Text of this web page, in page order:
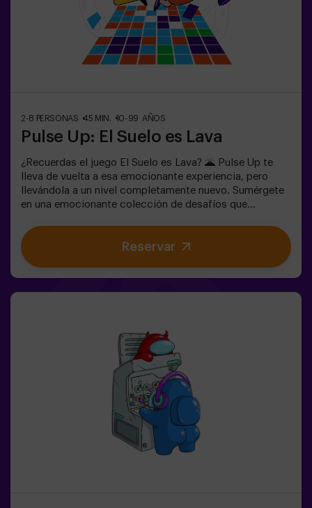
adulto. Existe la opción de que un monitor les
acompañe en la aventura, consúltanos las
condiciones.Este juego no es un Escape Room y no es
recomendable para personas con miedo a la oscuridad.
2-8 PERSONAS 45 MIN. 10-99 AÑOS
Pulse Up: El Suelo es Lava
¿Recuerdas el juego El Suelo es Lava? 🌋 Pulse Up te
lleva de vuelta a esa emocionante experiencia, pero
llevándola a un nivel completamente nuevo. Sumérgete
en una emocionante colección de desafíos que
niveles de dificultad para ajustarse a todos los niveles
de habilidad.💥 40 juegos únicos que mantienen la
emoción y la diversión.Trabaja en equipo para superar
es fundamental. 🏆 ¡Y lo mejor de todo! Somos los
primeros en traer esta innovadora experiencia a España.
🙌 Siente la adrenalina y eleva tu diversión con Pulse Up
hoy mismo.✅ Ideal para planes con amigos | parejas |
adolescentesTodos los menores de 15 años deben ir
acompañados de un adulto que cuenta como jugador.Se
requiere calzado deportivo para jugar. Se prohibe jugar
con tacones, plataformas o descalzo. Las personas que
no cumplan con el calzado adecuado no podrán jugar.
Reservar